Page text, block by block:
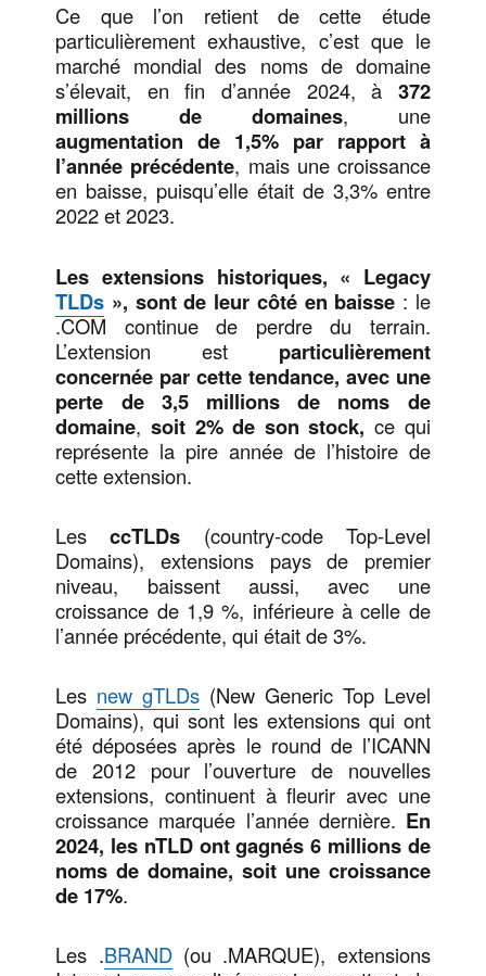
Ce que l’on retient de cette étude
particulièrement exhaustive, c’est que le
marché mondial des noms de domaine
s’élevait, en fin d’année 2024, à 372
millions de domaines, une
augmentation de 1,5% par rapport à
l’année précédente, mais une croissance
en baisse, puisqu’elle était de 3,3% entre
2022 et 2023.
Les extensions historiques, « Legacy
TLDs », sont de leur côté en baisse : le
.COM continue de perdre du terrain.
L’extension est particulièrement
concernée par cette tendance, avec une
perte de 3,5 millions de noms de
domaine, soit 2% de son stock,ce qui
représente la pire année de l’histoire de
cette extension.
LesccTLDs (country-code Top-Level
Domains), extensions pays de premier
niveau, baissent aussi, avec une
croissance de 1,9 %, inférieure à celle de
l’année précédente, qui était de 3%.
Les new gTLDs (New Generic Top Level
Domains), qui sont les extensions qui ont
été déposées après le round de l’ICANN
de 2012 pour l’ouverture de nouvelles
extensions, continuent à fleurir avec une
croissance marquée l’année dernière. En
2024, les nTLD ont gagnés 6 millions de
noms de domaine, soit une croissance
de 17%.
Les .BRAND(ou .MARQUE), extensions